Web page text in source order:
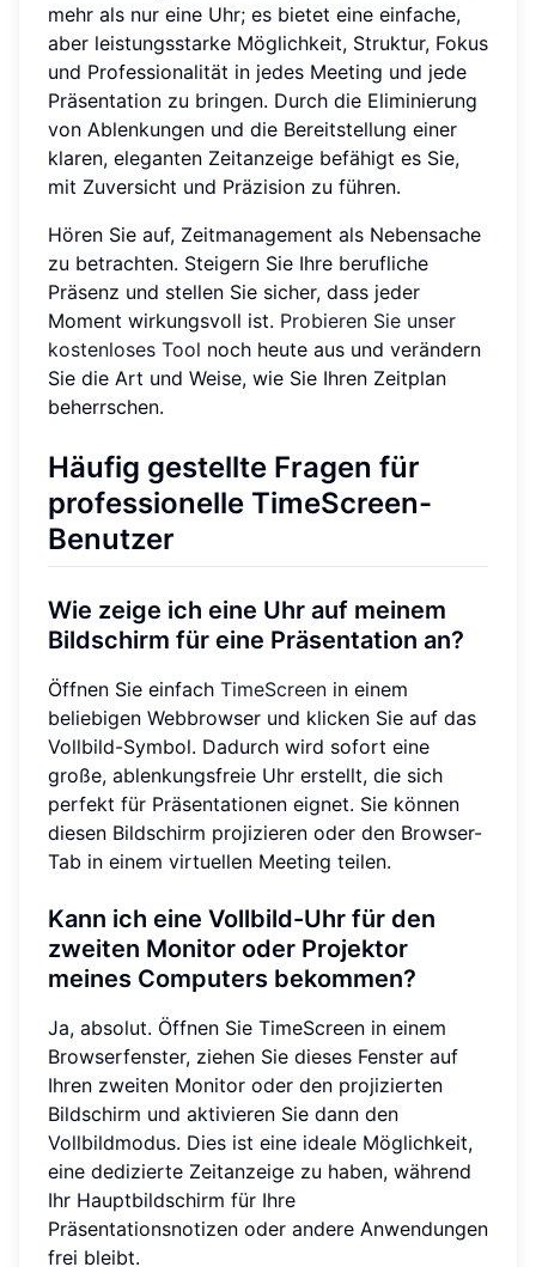
mehr als nur eine Uhr; es bietet eine einfache,
aber leistungsstarke Möglichkeit, Struktur, Fokus
und Professionalität in jedes Meeting und jede
Präsentation zu bringen. Durch die Eliminierung
von Ablenkungen und die Bereitstellung einer
klaren, eleganten Zeitanzeige befähigt es Sie,
mit Zuversicht und Präzision zu führen.
Hören Sie auf, Zeitmanagement als Nebensache
zu betrachten. Steigern Sie Ihre berufliche
Präsenz und stellen Sie sicher, dass jeder
Moment wirkungsvoll ist. Probieren Sie unser
kostenloses Tool noch heute aus und verändern
Sie die Art und Weise, wie Sie Ihren Zeitplan
beherrschen.
Häufig gestellte Fragen für
professionelle TimeScreen-
Benutzer
Wie zeige ich eine Uhr auf meinem
Bildschirm für eine Präsentation an?
Öffnen Sie einfach TimeScreen in einem
beliebigen Webbrowser und klicken Sie auf das
Vollbild-Symbol. Dadurch wird sofort eine
große, ablenkungsfreie Uhr erstellt, die sich
perfekt für Präsentationen eignet. Sie können
diesen Bildschirm projizieren oder den Browser-
Tab in einem virtuellen Meeting teilen.
Kann ich eine Vollbild-Uhr für den
zweiten Monitor oder Projektor
meines Computers bekommen?
Ja, absolut. Öffnen Sie TimeScreen in einem
Browserfenster, ziehen Sie dieses Fenster auf
Ihren zweiten Monitor oder den projizierten
Bildschirm und aktivieren Sie dann den
Vollbildmodus. Dies ist eine ideale Möglichkeit,
eine dedizierte Zeitanzeige zu haben, während
Ihr Hauptbildschirm für Ihre
Präsentationsnotizen oder andere Anwendungen
frei bleibt.